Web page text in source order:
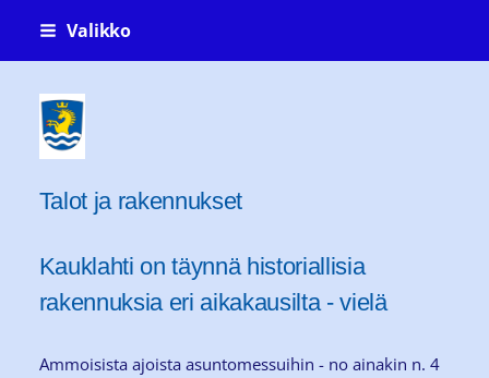
Siirry
Valikko
Kauklahti-seura ry Köklaxgillet rf
Talot ja rakennukset
Kauklahti on täynnä historiallisia
rakennuksia eri aikakausilta - vielä
Ammoisista ajoista asuntomessuihin - no ainakin n. 4